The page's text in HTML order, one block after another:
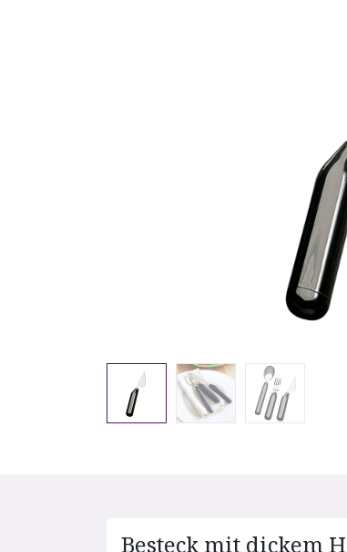
Besteck mit dickem